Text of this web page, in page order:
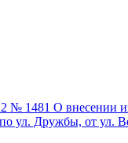
О внесении
ул. Дружбы, от ул.